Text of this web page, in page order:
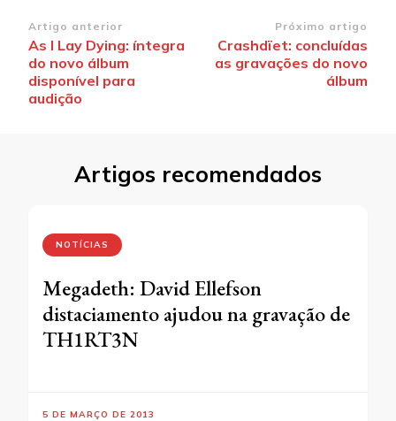
Navegação
de
post
Artigo anterior
As I Lay Dying: íntegra
do novo álbum
disponível para
audição
Próximo artigo
Crashdïet: concluídas
as gravações do novo
álbum
Artigos recomendados
NOTÍCIAS
Megadeth: David Ellefson
distaciamento ajudou na gravação de
TH1RT3N
5 DE MARÇO DE 2013